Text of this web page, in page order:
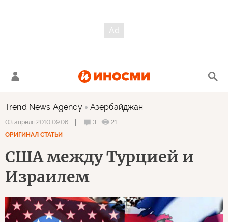
Trend News Agency Азербайджан
03 апреля 2010 09:06 3
21
ОРИГИНАЛ СТАТЬИ
США между Турцией и
Израилем